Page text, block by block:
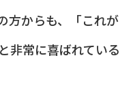
方からも、「これが
非常に喜ばれている